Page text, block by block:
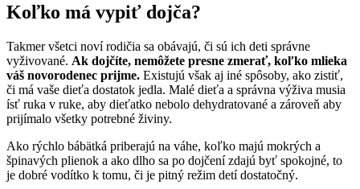
Koľko má vypiť dojča?
Takmer všetci noví rodičia sa obávajú, či sú ich deti správne
vyživované. Ak dojčíte, nemôžete presne zmerať, koľko mlieka
váš novorodenec prijme. Existujú však aj iné spôsoby, ako zistiť,
či má vaše dieťa dostatok jedla. Malé dieťa a správna výživa musia
ísť ruka v ruke, aby dieťatko nebolo dehydratované a zároveň aby
prijímalo všetky potrebné živiny.
Ako rýchlo bábätká priberajú na váhe, koľko majú mokrých a
špinavých plienok a ako dlho sa po dojčení zdajú byť spokojné, to
je dobré vodítko k tomu, či je pitný režim detí dostatočný.